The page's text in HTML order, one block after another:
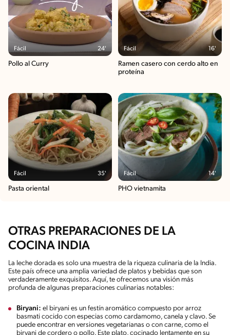
Fácil 24'
Pollo al Curry
Fácil 16'
Ramen casero con cerdo alto en
proteína
Fácil 35'
Pasta oriental
Fácil 14'
PHO vietnamita
OTRAS PREPARACIONES DE LA
COCINA INDIA
La leche dorada es solo una muestra de la riqueza culinaria de la India.
Este país ofrece una amplia variedad de platos y bebidas que son
verdaderamente exquisitos. Aquí, te ofrecemos una visión más
profunda de algunas preparaciones culinarias notables:
Biryani: el biryani es un festín aromático compuesto por arroz
basmati cocido con especias como cardamomo, canela y clavo. Se
puede encontrar en versiones vegetarianas o con carne, como el
biryani de cordero o pollo. Este plato, cocinado lentamente en su